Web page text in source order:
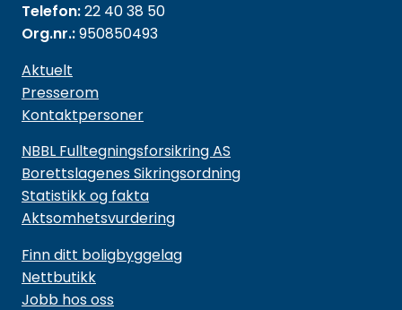
Telefon:22 40 38 50
Org.nr.:950850493
Aktuelt
Presserom
Kontaktpersoner
NBBL Fulltegningsforsikring AS
Borettslagenes Sikringsordning
Statistikk og fakta
Aktsomhetsvurdering
Finn ditt boligbyggelag
Nettbutikk
Jobb hos oss